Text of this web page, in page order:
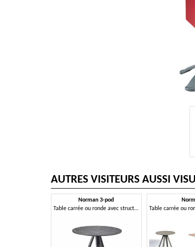
AUTRES VISITEURS AUSSI
Norman 3-pod
Table carrée ou ronde avec structure à trois pieds